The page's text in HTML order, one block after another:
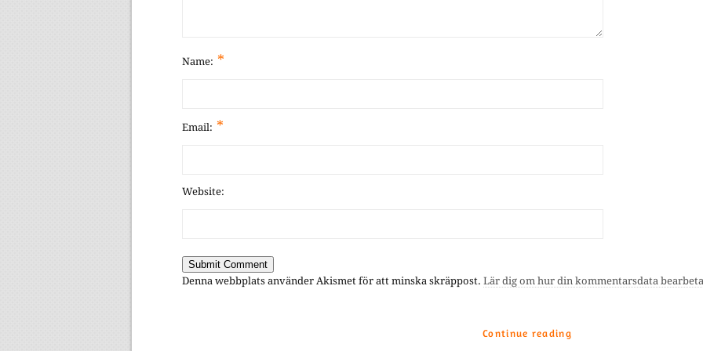
Name: *
Email: *
Website:
Denna webbplats använder Akismet för att minska skräppost. Lär dig om hur din kommentarsdata
Continue reading